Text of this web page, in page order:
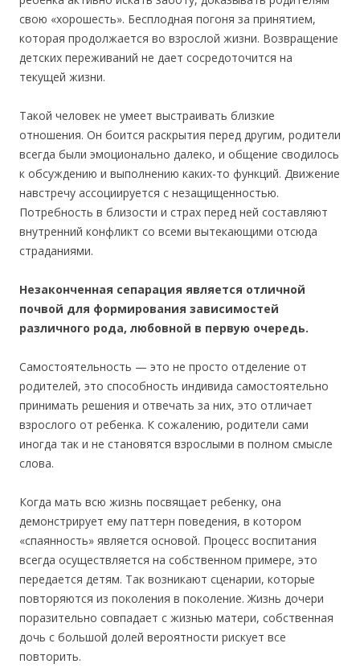
свою «хорошесть». Бесплодная погоня за принятием,
которая продолжается во взрослой жизни. Возвращение
детских переживаний не дает сосредоточится на
текущей жизни.
Такой человек не умеет выстраивать близкие
отношения. Он боится раскрытия перед другим, родители
всегда были эмоционально далеко, и общение сводилось
к обсуждению и выполнению каких-то функций. Движение
навстречу ассоциируется с незащищенностью.
Потребность в близости и страх перед ней составляют
внутренний конфликт со всеми вытекающими отсюда
страданиями.
Незаконченная сепарация является отличной
почвой для формирования зависимостей
различного рода, любовной в первую очередь.
Самостоятельность — это не просто отделение от
родителей, это способность индивида самостоятельно
принимать решения и отвечать за них, это отличает
взрослого от ребенка. К сожалению, родители сами
иногда так и не становятся взрослыми в полном смысле
слова.
Когда мать всю жизнь посвящает ребенку, она
демонстрирует ему паттерн поведения, в котором
«спаянность» является основой. Процесс воспитания
всегда осуществляется на собственном примере, это
передается детям. Так возникают сценарии, которые
повторяются из поколения в поколение. Жизнь дочери
поразительно совпадает с жизнью матери, собственная
дочь с большой долей вероятности рискует все
повторить.